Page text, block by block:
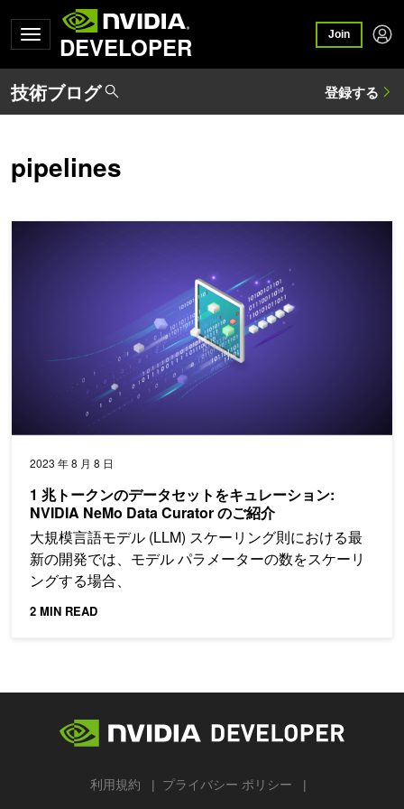
DEVELOPER Join
pipelines
2023 年 8 月 8 日
1 兆トークンのデータセットをキュレーション:
NVIDIA NeMo Data Curator のご紹介
大規模言語モデル (LLM) スケーリング則における最
新の開発では、モデル パラメーターの数をスケーリ
ングする場合、
2 MIN READ
利用規約 プライバシー ポリシー